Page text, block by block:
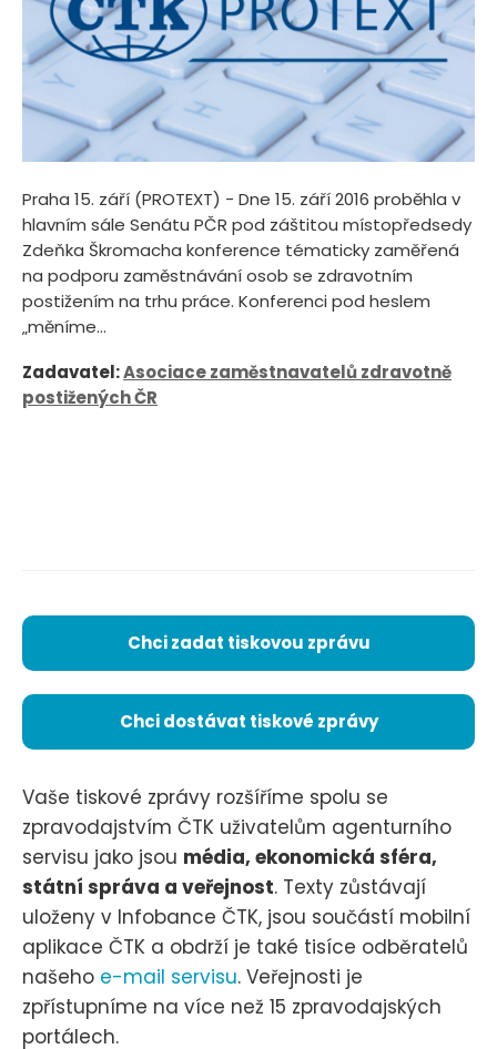
Praha 15. září (PROTEXT) - Dne 15. září 2016 proběhla v
hlavním sále Senátu PČR pod záštitou místopředsedy
Zdeňka Škromacha konference tématicky zaměřená
na podporu zaměstnávání osob se zdravotním
postižením na trhu práce. Konferenci pod heslem
„měníme...
Zadavatel:Asociace zaměstnavatelů zdravotně
postižených ČR
Chci zadat tiskovou zprávu
Chci dostávat tiskové zprávy
Vaše tiskové zprávy rozšíříme spolu se
zpravodajstvím ČTK uživatelům agenturního
servisu jako jsou média, ekonomická sféra,
státní správa a veřejnost. Texty zůstávají
uloženy v Infobance ČTK, jsou součástí mobilní
aplikace ČTK a obdrží je také tisíce odběratelů
našeho e-mail servisu. Veřejnosti je
zpřístupníme na více než 15 zpravodajských
portálech.